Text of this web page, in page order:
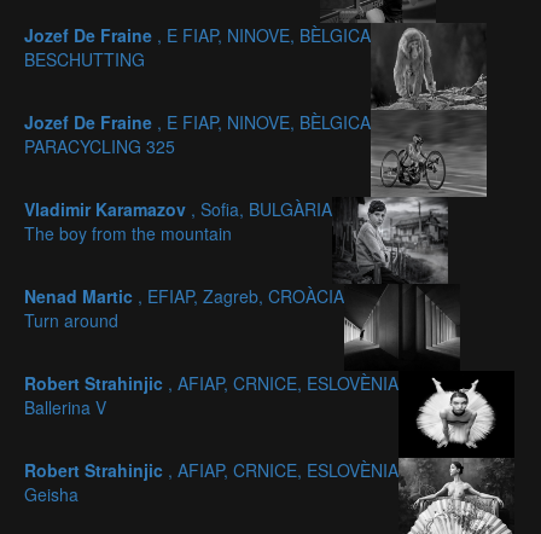
Jozef De Fraine , E FIAP, NINOVE, BÈLGICA
BESCHUTTING
Jozef De Fraine , E FIAP, NINOVE, BÈLGICA
PARACYCLING 325
Vladimir Karamazov , Sofia, BULGÀRIA
The boy from the mountain
Nenad Martic , EFIAP, Zagreb, CROÀCIA
Turn around
Robert Strahinjic , AFIAP, CRNICE, ESLOVÈNIA
Ballerina V
Robert Strahinjic , AFIAP, CRNICE, ESLOVÈNIA
Geisha